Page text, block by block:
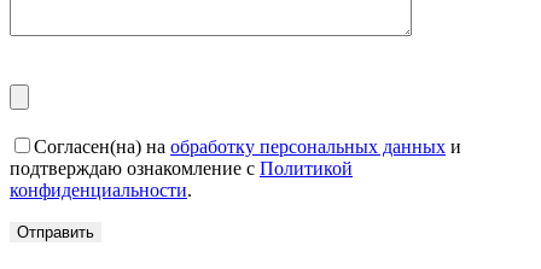
Согласен(на) на обработку персональных данных и
подтверждаю ознакомление с Политикой
конфиденциальности.